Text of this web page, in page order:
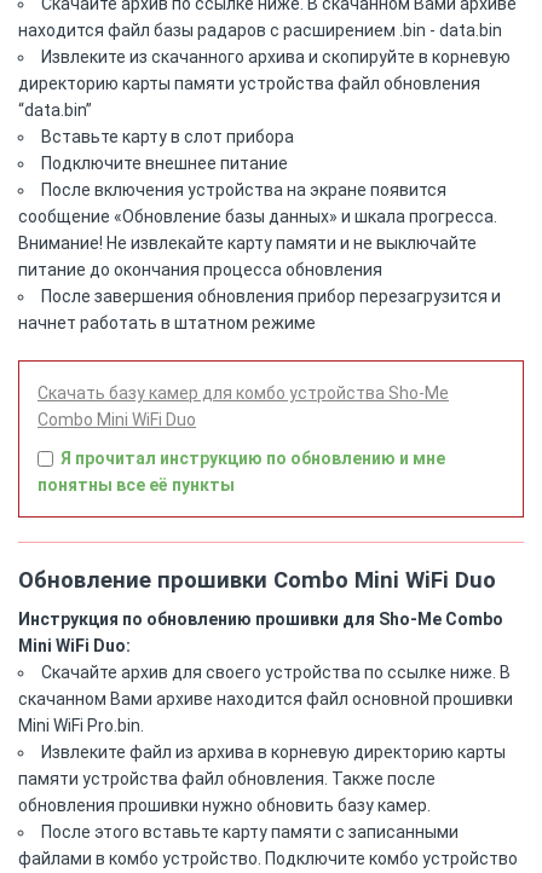
находится файл базы радаров с расширением .bin - data.bin
Извлеките из скачанного архива и скопируйте в корневую
директорию карты памяти устройства файл обновления
“data.bin”
Вставьте карту в слот прибора
Подключите внешнее питание
После включения устройства на экране появится
сообщение «Обновление базы данных» и шкала прогресса.
Внимание! Не извлекайте карту памяти и не выключайте
питание до окончания процесса обновления
После завершения обновления прибор перезагрузится и
начнет работать в штатном режиме
Скачать базу камер для комбо устройства Sho-Me
Combo Mini WiFi Duo
Я прочитал инструкцию по обновлению и мне
понятны все её пункты
Обновление прошивки Combo Mini WiFi Duo
Инструкция по обновлению прошивки для Sho-Me Combo
Mini WiFi Duo:
Скачайте архив для своего устройства по ссылке ниже. В
скачанном Вами архиве находится файл основной прошивки
Mini WiFi Pro.bin.
Извлеките файл из архива в корневую директорию карты
памяти устройства файл обновления. Также после
обновления прошивки нужно обновить базу камер.
После этого вставьте карту памяти с записанными
файлами в комбо устройство. Подключите комбо устройство